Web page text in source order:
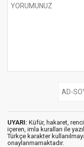
UYARI: Küfür, hakaret,
içeren, imla kuralları ile
Türkçe karakter
onaylanmamaktadır.